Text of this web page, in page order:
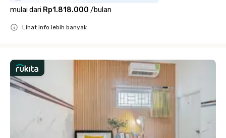
mulai dari Rp1.818.000 /bulan
Lihat info lebih banyak